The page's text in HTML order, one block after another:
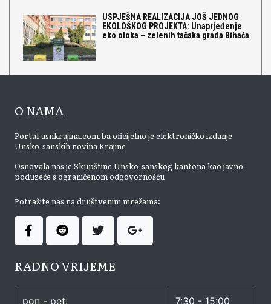
USPJEŠNA REALIZACIJA JOŠ JEDNOG
EKOLOŠKOG PROJEKTA: Unaprjeđenje
eko otoka – zelenih tačaka grada Bihaća
O NAMA
Portal usnkrajina.com.ba oficijelno je elektroničko izdanje
Unsko-sanskih novina Krajine
Osnovala nas je Skupštine Unsko-sanskog kantona kao javno
poduzeće s ograničenom odgovornošću
Potražite nas na društvenim mrežama:
RADNO VRIJEME
pon - pet: 7:30 - 15:00